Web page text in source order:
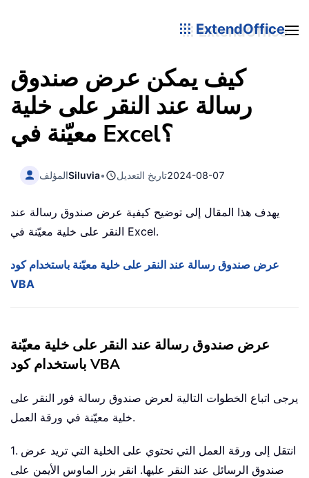
ExtendOffice
كيف يمكن عرض صندوق
رسالة عند النقر على خلية
معيّنة في Excel؟
المؤلفSiluvia• تاريخ التعديل2024-08-07
يهدف هذا المقال إلى توضيح كيفية عرض صندوق رسالة عند
النقر على خلية معيّنة في Excel.
عرض صندوق رسالة عند النقر على خلية معيّنة باستخدام كود
VBA
عرض صندوق رسالة عند النقر على خلية معيّنة
باستخدام كود VBA
يرجى اتباع الخطوات التالية لعرض صندوق رسالة فور النقر على
خلية معيّنة في ورقة العمل.
1. انتقل إلى ورقة العمل التي تحتوي على الخلية التي تريد عرض
صندوق الرسائل عند النقر عليها. انقر بزر الماوس الأيمن على